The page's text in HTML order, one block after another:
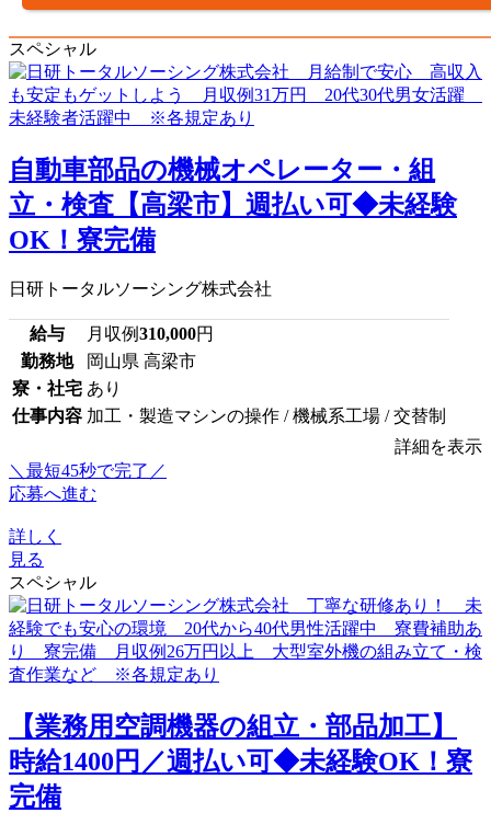
スペシャル
自動車部品の機械オペレーター・組
立・検査【高梁市】週払い可◆未経験
OK！寮完備
日研トータルソーシング株式会社
給与 月収例310,000円
勤務地
岡山県 高梁市
寮・社宅 あり
仕事内容 加工・製造マシンの操作 / 機械系工場 / 交替制
詳細を表示
＼最短45秒で完了／
応募へ進む
詳しく
見る
スペシャル
【業務用空調機器の組立・部品加工】
時給1400円／週払い可◆未経験OK！寮
完備